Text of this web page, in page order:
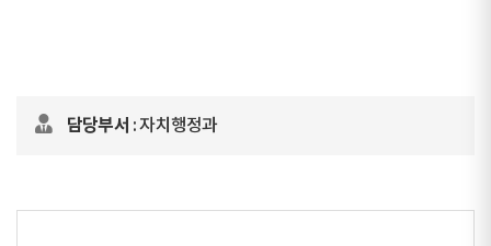
담당부서 : 자치행정과